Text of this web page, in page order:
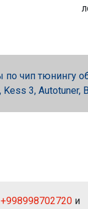
чип тюнингу
3, Autotuner,
+998998702720 и